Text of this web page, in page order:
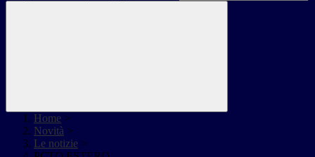
Home >
Novità >
Le notizie >